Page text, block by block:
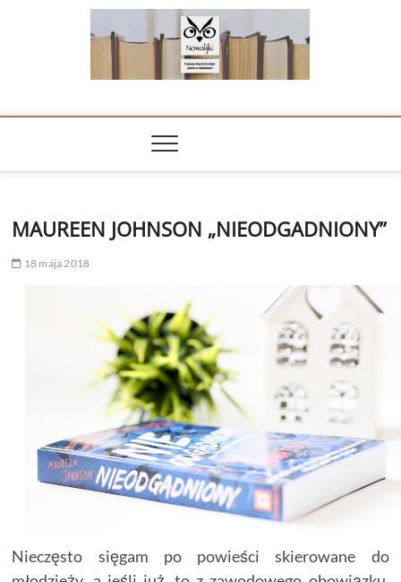
NOWALIJKI
MAUREEN JOHNSON „NIEODGADNIONY”
18 maja 2018
Nieczęsto sięgam po powieści skierowane do